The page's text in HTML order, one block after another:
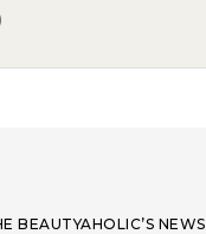
BEAUTYAHOLIC’S NEWS